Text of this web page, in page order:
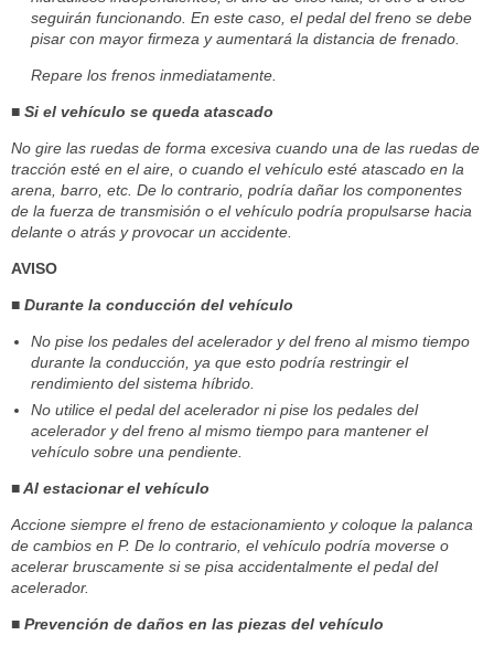
seguirán funcionando. En este caso, el pedal del freno se debe
pisar con mayor firmeza y aumentará la distancia de frenado.
Repare los frenos inmediatamente.
■ Si el vehículo se queda atascado
No gire las ruedas de forma excesiva cuando una de las ruedas de
tracción esté en el aire, o cuando el vehículo esté atascado en la
arena, barro, etc. De lo contrario, podría dañar los componentes
de la fuerza de transmisión o el vehículo podría propulsarse hacia
delante o atrás y provocar un accidente.
AVISO
■ Durante la conducción del vehículo
No pise los pedales del acelerador y del freno al mismo tiempo
durante la conducción, ya que esto podría restringir el
rendimiento del sistema híbrido.
No utilice el pedal del acelerador ni pise los pedales del
acelerador y del freno al mismo tiempo para mantener el
vehículo sobre una pendiente.
■ Al estacionar el vehículo
Accione siempre el freno de estacionamiento y coloque la palanca
de cambios en P. De lo contrario, el vehículo podría moverse o
acelerar bruscamente si se pisa accidentalmente el pedal del
acelerador.
■ Prevención de daños en las piezas del vehículo